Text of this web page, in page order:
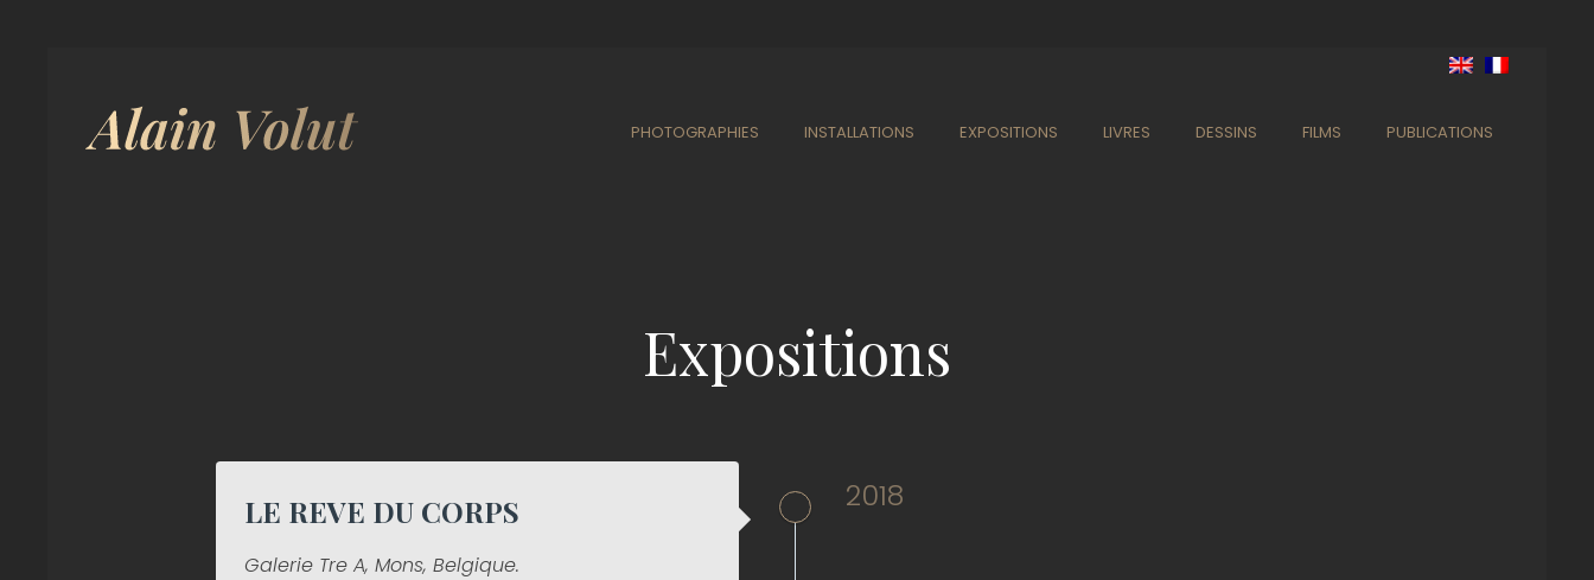
PHOTOGRAPHIES INSTALLATIONS EXPOSITIONS LIVRES DESSINS FILMS PUBLICATIONS
Expositions
LE REVE DU CORPS
Galerie Tre A, Mons, Belgique.
2018